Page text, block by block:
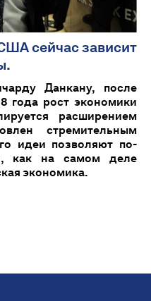
сейчас зависит
Данкану, после
года рост экономики
расширением
стремительным
идеи позволяют по-
как на самом деле
экономика.